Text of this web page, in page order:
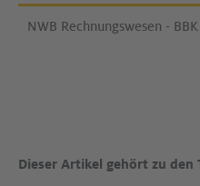
NWB Rechnungswesen - BBK
Dieser Artikel gehört zu den